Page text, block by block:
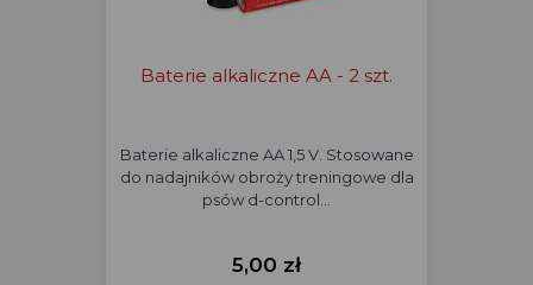
Baterie alkaliczne AA - 2 szt.
Baterie alkaliczne AA 1,5 V. Stosowane
do nadajników obroży treningowe dla
psów d-control…
5,00 zł